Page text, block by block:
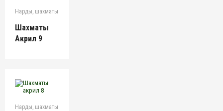
Нарды, шахматы
Шахматы
Акрил 9
Нарды, шахматы